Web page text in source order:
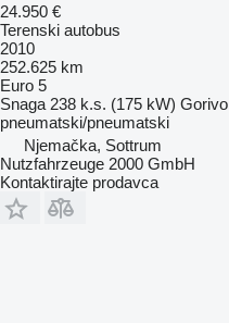
24.950 €
Terenski autobus
2010
252.625 km
Euro 5
Snaga 238 k.s. (175 kW) Gorivo
pneumatski/pneumatski
Njemačka, Sottrum
Nutzfahrzeuge 2000 GmbH
Kontaktirajte prodavca